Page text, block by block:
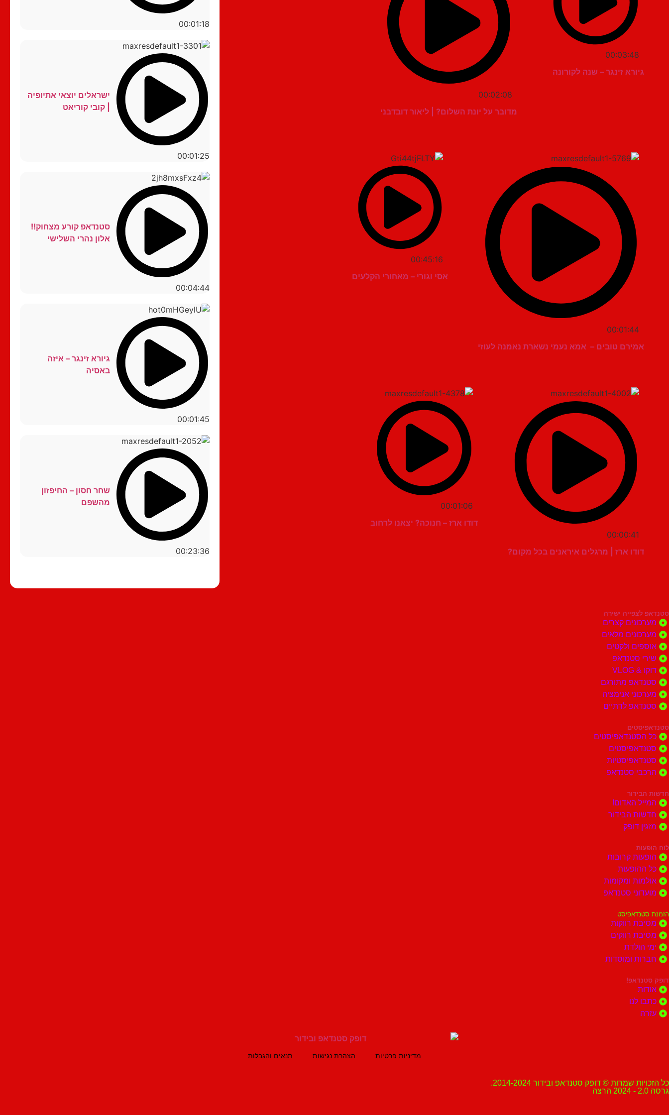
00:03:48
גיורא זינגר – שנה לקורונה
00:02:08
מדובר על יונת השלום? | ליאור דובדבני
00:01:44
אמירם טובים – ⁨ אמא נעמי נשארת נאמנה לעוזי⁩
00:45:16
אסי וגורי – מאחורי הקלעים
00:00:41
דודו ארז | מרגלים איראנים בכל מקום?
00:01:06
דודו ארז – חנוכה? יצאנו לרחוב
00:01:18
00:01:25
ישראלים יוצאי אתיופיה
| קובי קוריאט
00:04:44
סטנדאפ קורע מצחוק!!
אלון נהרי השלישי
00:01:45
גיורא זינגר – איזה
באסיה
00:23:36
שחר חסון – החיפזון
מהשפם
סטנדאפ לצפייה ישירה
מערכונים קצרים
מערכונים מלאים
אוספים ולקטים
שירי סטנדאפ
דוקו & VLOG
סטנדאפ מתורגם
מערכוני אנימציה
סטנדאפ לדתיים
סטנדאפיסטים
כל הסטנדאפיסטים
סטנדאפיסטים
סטנדאפיסטיות
הרכבי סטנדאפ
חדשות הבידור
המייל האדום!
חדשות הבידור
מזגין דופק
לוח הופעות
הופעות קרובות
כל ההופעות
אולמות ומקומות
מועדוני סטנדאפ
הזמנת סטנדאפיסט
מסיבת רווקות
מסיבת רווקים
ימי הולדת
חברות ומוסדות
דופק סטנדאפ!
אודות
כתבו לנו
עזרה
מדיניות פרטיות הצהרת נגישות תנאים והגבלות
כל הזכויות שמרות © דופק סטנדאפ ובידור 2014-2024.
גרסה 2.0 - 2024 הרצה